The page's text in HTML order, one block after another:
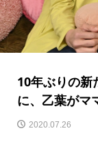
10年ぶりの新
に、乙葉がマ
2020.07.26